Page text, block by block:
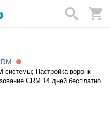
системы; Настройка воронк
CRM 14 дней бесплатно